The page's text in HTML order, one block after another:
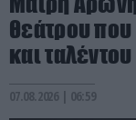
θεάτρου που
και ταλέντου
07.08.2026 | 06:59